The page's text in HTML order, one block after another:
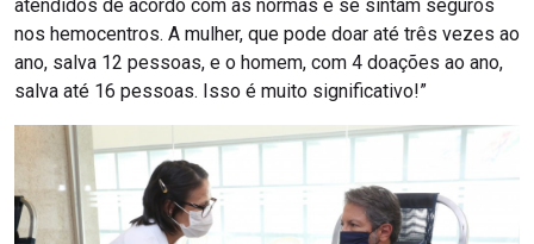
atendidos de acordo com as normas e se sintam seguros
nos hemocentros. A mulher, que pode doar até três vezes ao
ano, salva 12 pessoas, e o homem, com 4 doações ao ano,
salva até 16 pessoas. Isso é muito significativo!”